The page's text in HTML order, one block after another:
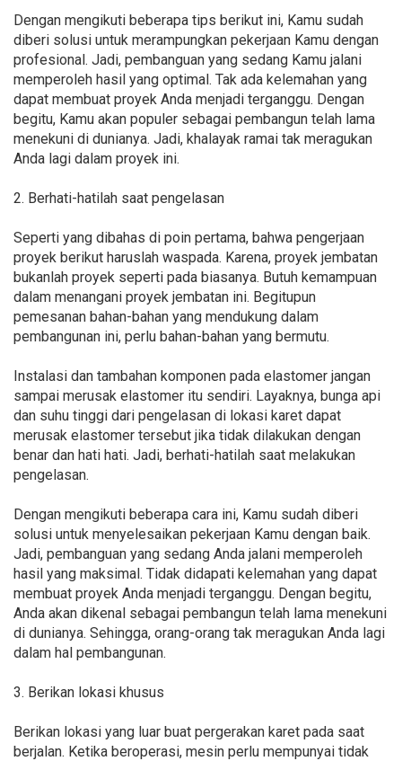
Dengan mengikuti beberapa tips berikut ini, Kamu sudah
diberi solusi untuk merampungkan pekerjaan Kamu dengan
profesional. Jadi, pembanguan yang sedang Kamu jalani
memperoleh hasil yang optimal. Tak ada kelemahan yang
dapat membuat proyek Anda menjadi terganggu. Dengan
begitu, Kamu akan populer sebagai pembangun telah lama
menekuni di dunianya. Jadi, khalayak ramai tak meragukan
Anda lagi dalam proyek ini.
2. Berhati-hatilah saat pengelasan
Seperti yang dibahas di poin pertama, bahwa pengerjaan
proyek berikut haruslah waspada. Karena, proyek jembatan
bukanlah proyek seperti pada biasanya. Butuh kemampuan
dalam menangani proyek jembatan ini. Begitupun
pemesanan bahan-bahan yang mendukung dalam
pembangunan ini, perlu bahan-bahan yang bermutu.
Instalasi dan tambahan komponen pada elastomer jangan
sampai merusak elastomer itu sendiri. Layaknya, bunga api
dan suhu tinggi dari pengelasan di lokasi karet dapat
merusak elastomer tersebut jika tidak dilakukan dengan
benar dan hati hati. Jadi, berhati-hatilah saat melakukan
pengelasan.
Dengan mengikuti beberapa cara ini, Kamu sudah diberi
solusi untuk menyelesaikan pekerjaan Kamu dengan baik.
Jadi, pembanguan yang sedang Anda jalani memperoleh
hasil yang maksimal. Tidak didapati kelemahan yang dapat
membuat proyek Anda menjadi terganggu. Dengan begitu,
Anda akan dikenal sebagai pembangun telah lama menekuni
di dunianya. Sehingga, orang-orang tak meragukan Anda lagi
dalam hal pembangunan.
3. Berikan lokasi khusus
Berikan lokasi yang luar buat pergerakan karet pada saat
berjalan. Ketika beroperasi, mesin perlu mempunyai tidak